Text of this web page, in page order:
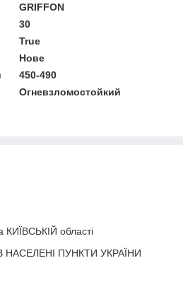
GRIFFON
30
True
Нове
450-490
Огневзломостойкий
області
НАСЕЛЕНІ ПУНКТИ УКРАЇНИ